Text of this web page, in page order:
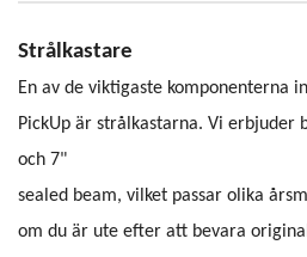
Strålkastare
En av de viktigaste komponenterna
PickUp är strålkastarna. Vi erbjuder
och 7"
sealed beam, vilket passar olika
om du är ute efter att bevara